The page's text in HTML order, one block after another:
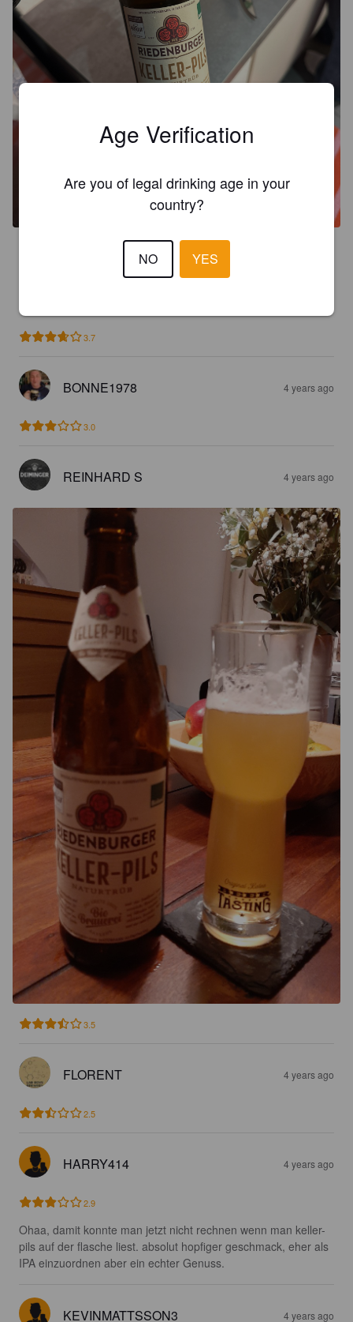
3.7
BONNE1978 4 years ago
3.0
REINHARD S 4 years ago
3.5
FLORENT 4 years ago
2.5
HARRY414 4 years ago
2.9
Ohaa, damit konnte man jetzt nicht rechnen wenn man keller-
pils auf der flasche liest. absolut hopfiger geschmack, eher als
IPA einzuordnen aber ein echter Genuss.
KEVINMATTSSON3 4 years ago
Age Verification
Are you of legal drinking age in your
country?
NO YES